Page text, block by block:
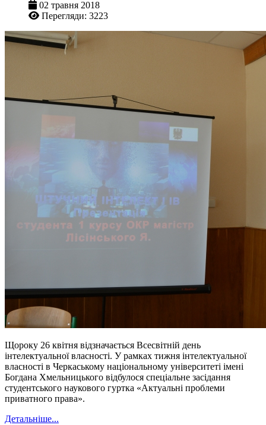
02 травня 2018
Перегляди: 3223
Щороку 26 квітня відзначається Всесвітній день
інтелектуальної власності. У рамках тижня інтелектуальної
власності в Черкаському національному університеті імені
Богдана Хмельницького відбулося спеціальне засідання
студентського наукового гуртка «Актуальні проблеми
приватного права».
Детальніше...